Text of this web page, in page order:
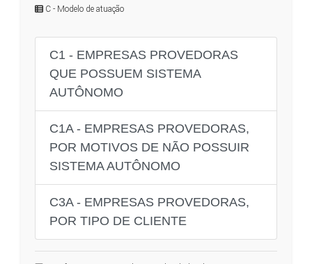
C - Modelo de atuação
C1 - EMPRESAS PROVEDORAS
QUE POSSUEM SISTEMA
AUTÔNOMO
C1A - EMPRESAS PROVEDORAS,
POR MOTIVOS DE NÃO POSSUIR
SISTEMA AUTÔNOMO
C3A - EMPRESAS PROVEDORAS,
POR TIPO DE CLIENTE